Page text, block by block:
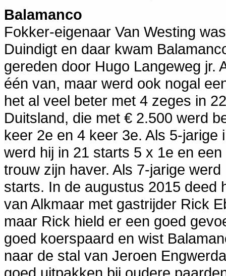
Balamanco
Fokker-eigenaar Van Westing
Duindigt en daar kwam
gereden door Hugo Langeweg jr.
één van, maar werd ook nogal
het al veel beter met 4 zeges in
Duitsland, die met € 2.500 werd
keer 2e en 4 keer 3e. Als 5-
werd hij in 21 starts 5 x 1e en
trouw zijn haver. Als 7-jarige
starts. In de augustus 2015 deed
van Alkmaar met gastrijder Rick
maar Rick hield er een goed
goed koerspaard en wist
naar de stal van Jeroen
goed uitpakken bij oudere